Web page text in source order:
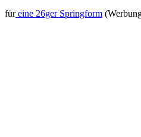
füreine 26ger Springform